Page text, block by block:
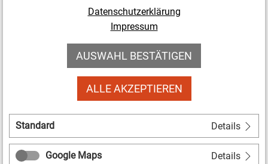
Fonds
Soziokultur
(bis
02.05.)
Tag der Nachbarn am 29. Mai
Am 29. Mai 2020 ruft die nebenan.de Stiftung zum
dritten Mal zum bundesweiten Tag der Nachbarn auf,
an dem sich jede*r beteiligen kann. Das Ziel: Mehr
Nachbarschaften.
Datenschutzerklärung
Impressum
AUSWAHL BESTÄTIGEN
ALLE AKZEPTIEREN
Standard Details
Google Maps Details